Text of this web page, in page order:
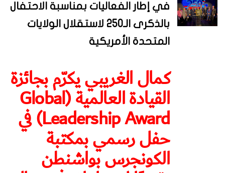
في إطار الفعاليات بمناسبة الاحتفال
بالذكرى الـ250 لاستقلال الولايات
المتحدة الأمريكية
كمال الغريبي يكرّم بجائزة
القيادة العالمية (Global
Leadership Award) في
حفل رسمي بمكتبة
الكونجرس بواشنطن